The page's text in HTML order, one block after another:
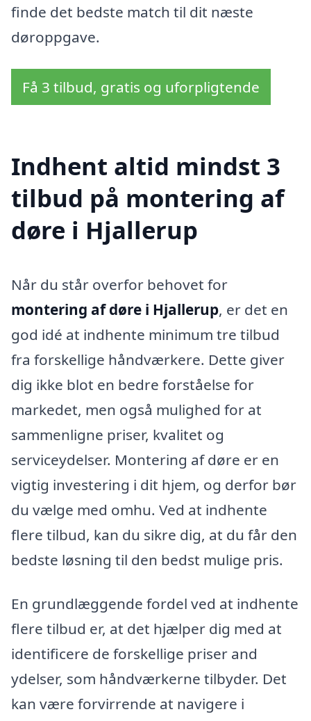
finde det bedste match til dit næste
døroppgave.
Få 3 tilbud, gratis og uforpligtende
Indhent altid mindst 3
tilbud på montering af
døre i Hjallerup
Når du står overfor behovet for
montering af døre i Hjallerup, er det en
god idé at indhente minimum tre tilbud
fra forskellige håndværkere. Dette giver
dig ikke blot en bedre forståelse for
markedet, men også mulighed for at
sammenligne priser, kvalitet og
serviceydelser. Montering af døre er en
vigtig investering i dit hjem, og derfor bør
du vælge med omhu. Ved at indhente
flere tilbud, kan du sikre dig, at du får den
bedste løsning til den bedst mulige pris.
En grundlæggende fordel ved at indhente
flere tilbud er, at det hjælper dig med at
identificere de forskellige priser and
ydelser, som håndværkerne tilbyder. Det
kan være forvirrende at navigere i